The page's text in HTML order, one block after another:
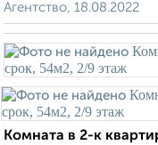
Агентство, 18.08.2022
Комната в 2-к